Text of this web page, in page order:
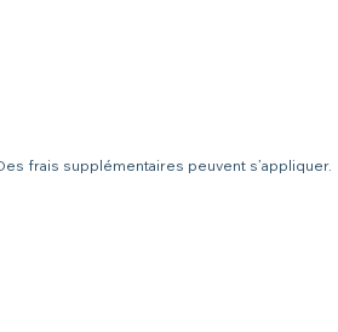
frais supplémentaires peuvent s’appliquer.